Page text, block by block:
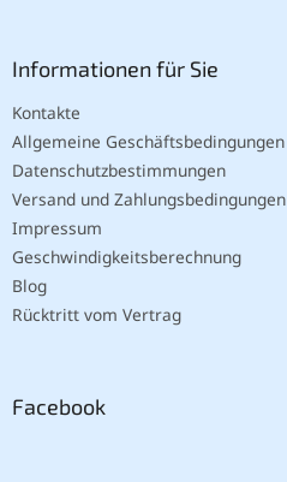
Informationen für Sie
Kontakte
Allgemeine Geschäftsbedingungen
Datenschutzbestimmungen
Versand und Zahlungsbedingungen
Impressum
Geschwindigkeitsberechnung
Blog
Rücktritt vom Vertrag
Facebook